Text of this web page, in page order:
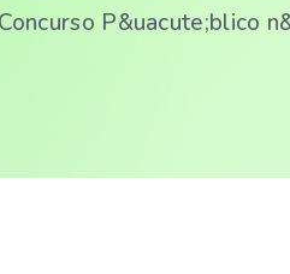
P&uacute;blico